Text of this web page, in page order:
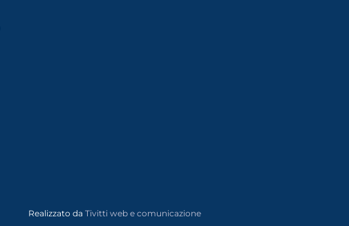
Realizzato da Tivitti web e comunicazione